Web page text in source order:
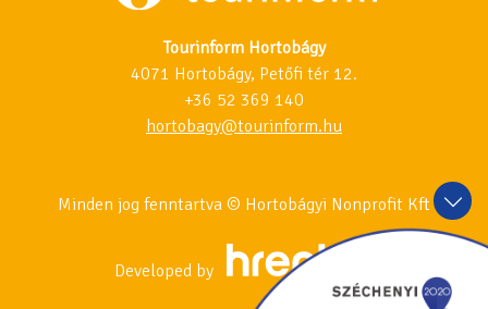
Tourinform Hortobágy
4071 Hortobágy, Petőfi tér 12.
+36 52 369 140
hortobagy@tourinform.hu
Minden jog fenntartva © Hortobágyi Nonprofit Kft
Developed by